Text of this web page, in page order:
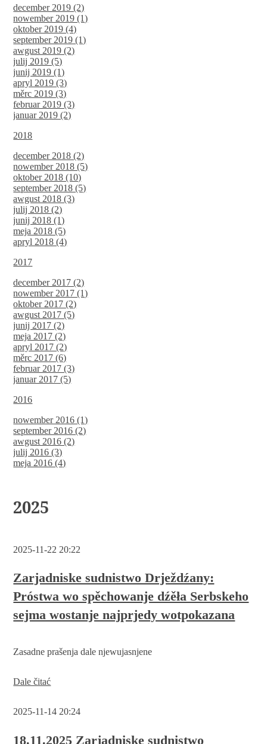
december 2019 (2)
nowember 2019 (1)
oktober 2019 (4)
september 2019 (1)
awgust 2019 (2)
julij 2019 (5)
junij 2019 (1)
apryl 2019 (3)
měrc 2019 (3)
februar 2019 (3)
januar 2019 (2)
2018
december 2018 (2)
nowember 2018 (5)
oktober 2018 (10)
september 2018 (5)
awgust 2018 (3)
julij 2018 (2)
junij 2018 (1)
meja 2018 (5)
apryl 2018 (4)
2017
december 2017 (2)
nowember 2017 (1)
oktober 2017 (2)
awgust 2017 (5)
junij 2017 (2)
meja 2017 (2)
apryl 2017 (2)
měrc 2017 (6)
februar 2017 (3)
januar 2017 (5)
2016
nowember 2016 (1)
september 2016 (2)
awgust 2016 (2)
julij 2016 (3)
meja 2016 (4)
2025
2025-11-22 20:22
Zarjadniske sudnistwo Drježdźany:
Próstwa wo spěchowanje dźěła Serbskeho
sejma wostanje najprjedy wotpokazana
Zasadne prašenja dale njewujasnjene
Dale čitaćZarjadniske
Próstwa
spěchowanje
2025-11-14 20:24
18.11.2025 Zarjadniske sudnistwo